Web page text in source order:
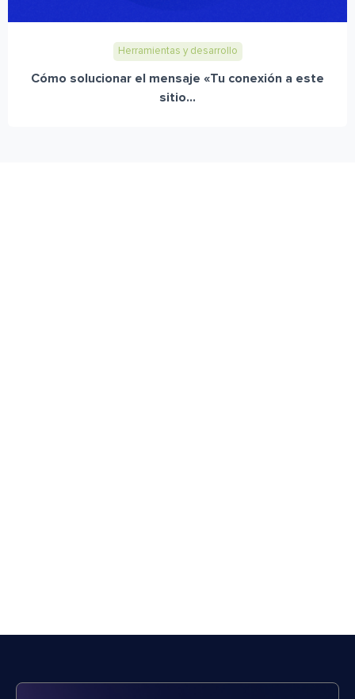
Herramientas y desarrollo
Cómo solucionar el mensaje «Tu conexión a este
sitio...